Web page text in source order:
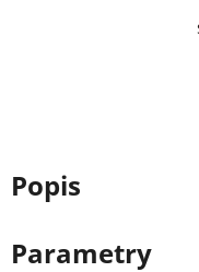
Popis
Parametry